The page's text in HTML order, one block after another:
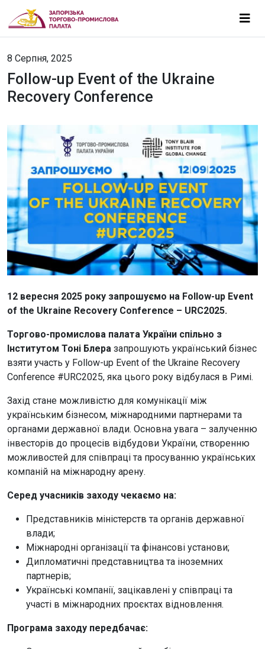
8 Серпня, 2025
Follow-up Event of the Ukraine
Recovery Conference
12 вересня 2025 року запрошуємо на Follow-up Event
of the Ukraine Recovery Conference – URC2025.
Торгово-промислова палата України спільно з
Інститутом Тоні Блера запрошують український бізнес
взяти участь у Follow-up Event of the Ukraine Recovery
Conference #URC2025, яка цього року відбулася в Римі.
Захід стане можливістю для комунікації між
українським бізнесом, міжнародними партнерами та
органами державної влади. Основна увага – залученню
інвесторів до процесів відбудови України, створенню
можливостей для співпраці та просуванню українських
компаній на міжнародну арену.
Серед учасників заходу чекаємо на:
Представників міністерств та органів державної
влади;
Міжнародні організації та фінансові установи;
Дипломатичні представництва та іноземних
партнерів;
Українські компанії, зацікавлені у співпраці та
участі в міжнародних проєктах відновлення.
Програма заходу передбачає: